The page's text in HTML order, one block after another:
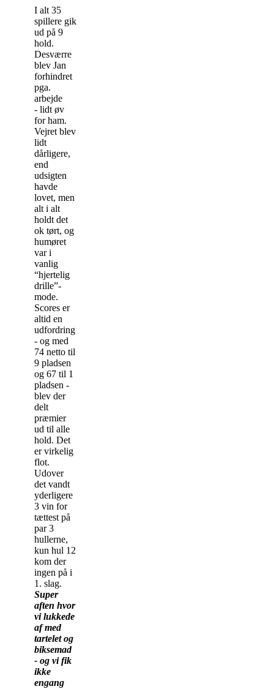
I alt 35
spillere gik
ud på 9
hold.
Desværre
blev Jan
forhindret
pga.
arbejde
- lidt øv
for ham.
Vejret blev
lidt
dårligere,
end
udsigten
havde
lovet, men
alt i alt
holdt det
ok tørt, og
humøret
var i
vanlig
“hjertelig
drille”-
mode.
Scores er
altid en
udfordring
- og med
74 netto til
9 pladsen
og 67 til 1
pladsen -
blev der
delt
præmier
ud til alle
hold. Det
er virkelig
flot.
Udover
det vandt
yderligere
3 vin for
tættest på
par 3
hullerne,
kun hul 12
kom der
ingen på i
1. slag.
Super
aften hvor
vi lukkede
af med
tartelet og
biksemad
- og vi fik
ikke
engang